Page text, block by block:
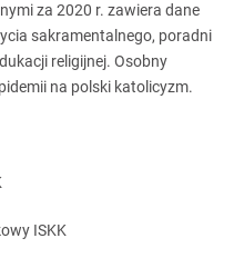
za 2020 r. zawiera dane
sakramentalnego, poradni
religijnej. Osobny
na polski katolicyzm.
ISKK